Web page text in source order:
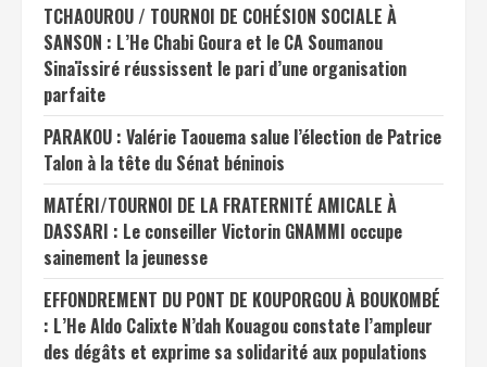
TCHAOUROU / TOURNOI DE COHÉSION SOCIALE À
SANSON : L’He Chabi Goura et le CA Soumanou
Sinaïssiré réussissent le pari d’une organisation
parfaite
PARAKOU : Valérie Taouema salue l’élection de Patrice
Talon à la tête du Sénat béninois
MATÉRI/TOURNOI DE LA FRATERNITÉ AMICALE À
DASSARI : Le conseiller Victorin GNAMMI occupe
sainement la jeunesse
EFFONDREMENT DU PONT DE KOUPORGOU À BOUKOMBÉ
: L’He Aldo Calixte N’dah Kouagou constate l’ampleur
des dégâts et exprime sa solidarité aux populations